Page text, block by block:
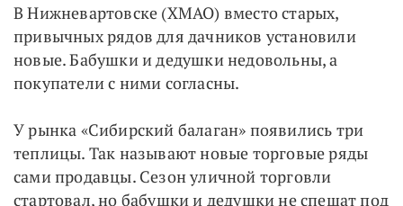
В Нижневартовске (ХМАО) вместо старых,
привычных рядов для дачников установили
новые. Бабушки и дедушки недовольны, а
покупатели с ними согласны.
У рынка «Сибирский балаган» появились три
теплицы. Так называют новые торговые ряды
сами продавцы. Сезон уличной торговли
стартовал, но бабушки и дедушки не спешат под